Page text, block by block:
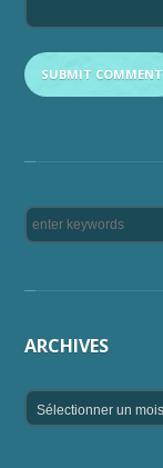
ARCHIVES